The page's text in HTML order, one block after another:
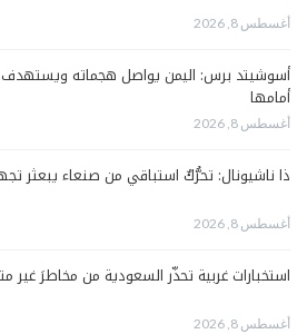
أغسطس 8, 2026
أسوشيتد برس: اليمن يواصل هجماته ويستهدف
أمامها
أغسطس 8, 2026
ذا ناشيونال: تحرُّكٌ استباقي من صنعاء يبعثر
أغسطس 8, 2026
استخبارات غربية تحذّر السعودية من مخاطرَ غير
أغسطس 8, 2026